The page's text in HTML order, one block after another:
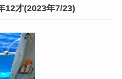
12才(2023年7/23)